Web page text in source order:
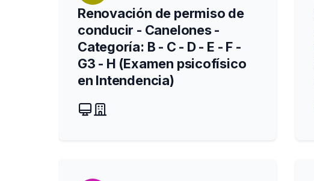
Renovación de permiso de
conducir - Canelones -
Categoría: B - C - D - E - F -
G3 - H (Examen psicofísico
en Intendencia)